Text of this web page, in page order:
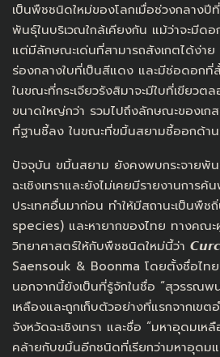
เป็นพืชชนิดใหม่ของโลกเมื่อช่วงกลางปี
พันธุ์ในบริเวณใกล้เคียงกัน แม้ว่าจะมีด
แต่มีลักษณะเด่นที่สามารถสังเกตได้ง่า
ร่องกลางใบที่เป็นสีแดง และมีช่อดอกที่
ในขณะที่กระเจียวรังสิมาจะมีใบที่เขียว
ขนาดใหญ่กว่า รวมไปถึงลักษณะของเก
ที่ฐานชี้ลง ในขณะที่ขมิ้นสยามชี้ออกด้า
ปัจจุบัน ขมิ้นสยาม ยังคงพบกระจายพั
ฉะเชิงเทราและยังไม่เคยมีรายงานกา
ประเทศอื่นมาก่อน ทำให้มีสถานะเป็นพืช
species) และหายากของไทย ทางคณ
วิทยาศาสตร์ให้กับพืชชนิดใหม่นี้ว่า
Saensouk & Boonma โดยตั้งชื่อไท
นอกจากนี้ยังเป็นที่รู้จักในชื่อ “สุวรรณ
เหลืองและถูกเก็บตัวอย่างที่แรกจากเขต
จังหวัดฉะเชิงเทรา และชื่อ “มหาอุดมเ
คล้ายกับขมิ้นอีกชนิดที่เรียกว่ามหาอุดม